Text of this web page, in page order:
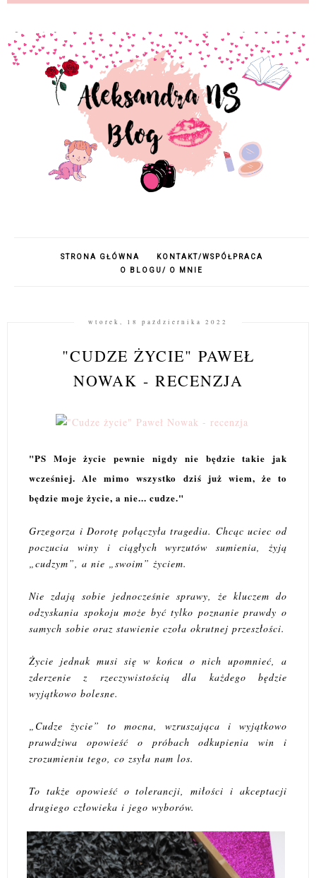
STRONA GŁÓWNA
KONTAKT/WSPÓŁPRACA
O BLOGU/ O MNIE
wtorek, 18 października 2022
"CUDZE ŻYCIE" PAWEŁ
NOWAK - RECENZJA
"PS Moje życie pewnie nigdy nie będzie takie jak
wcześniej. Ale mimo wszystko dziś już wiem, że to
będzie moje życie, a nie... cudze."
Grzegorza i Dorotę połączyła tragedia. Chcąc uciec od
poczucia winy i ciągłych wyrzutów sumienia, żyją
„cudzym”, a nie „swoim” życiem.
Nie zdają sobie jednocześnie sprawy, że kluczem do
odzyskania spokoju może być tylko poznanie prawdy o
samych sobie oraz stawienie czoła okrutnej przeszłości.
Życie jednak musi się w końcu o nich upomnieć, a
zderzenie z rzeczywistością dla każdego będzie
wyjątkowo bolesne.
„Cudze życie” to mocna, wzruszająca i wyjątkowo
prawdziwa opowieść o próbach odkupienia win i
zrozumieniu tego, co zsyła nam los.
To także opowieść o tolerancji, miłości i akceptacji
drugiego człowieka i jego wyborów.